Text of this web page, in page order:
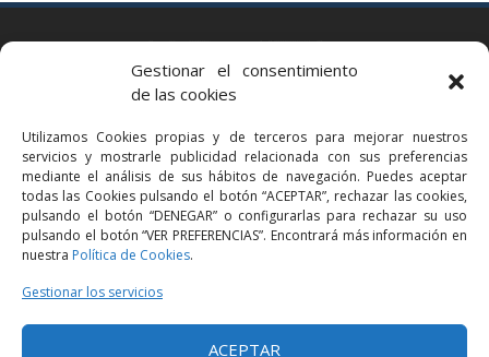
Gestionar el consentimiento
de las cookies
Utilizamos Cookies propias y de terceros para mejorar nuestros
servicios y mostrarle publicidad relacionada con sus preferencias
mediante el análisis de sus hábitos de navegación. Puedes aceptar
todas las Cookies pulsando el botón “ACEPTAR”, rechazar las cookies,
pulsando el botón “DENEGAR” o configurarlas para rechazar su uso
pulsando el botón “VER PREFERENCIAS”. Encontrará más información en
nuestra Política de Cookies.
Gestionar los servicios
ACEPTAR
Via Augusta 2 bis, 3º, 08006 Barcelona
bcn@bellavistalegal.eu
GRANOLLERS
C/ Sant Jaume, 16 1r, 08401 Granollers (Bcn)
+34 93 860 39 60
grn@bellavistalegal.eu
MADRID
C/ Serrano 114, 2º izq. 28006 Madrid.
+34 91 431 98 21 | +34 91 431 98 95